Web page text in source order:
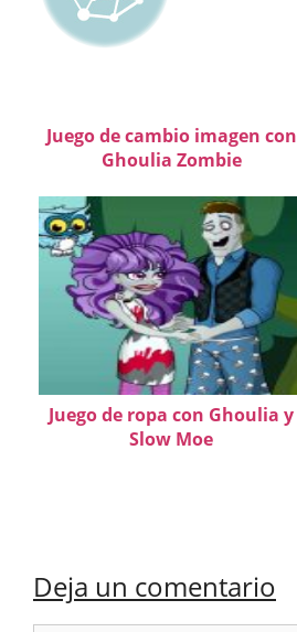
Juego de cambio imagen con
Ghoulia Zombie
Juego de ropa con Ghoulia y
Slow Moe
Deja un comentario